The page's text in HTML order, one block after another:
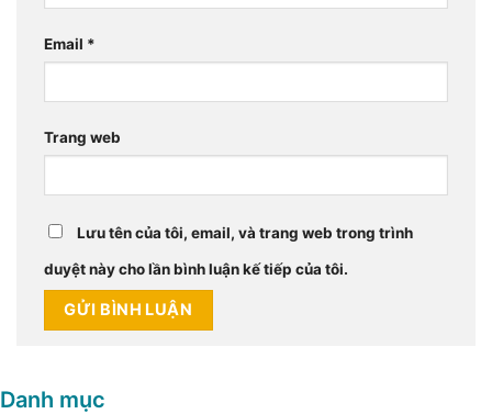
Email *
Trang web
Lưu tên của tôi, email, và trang web trong trình
duyệt này cho lần bình luận kế tiếp của tôi.
Danh mục